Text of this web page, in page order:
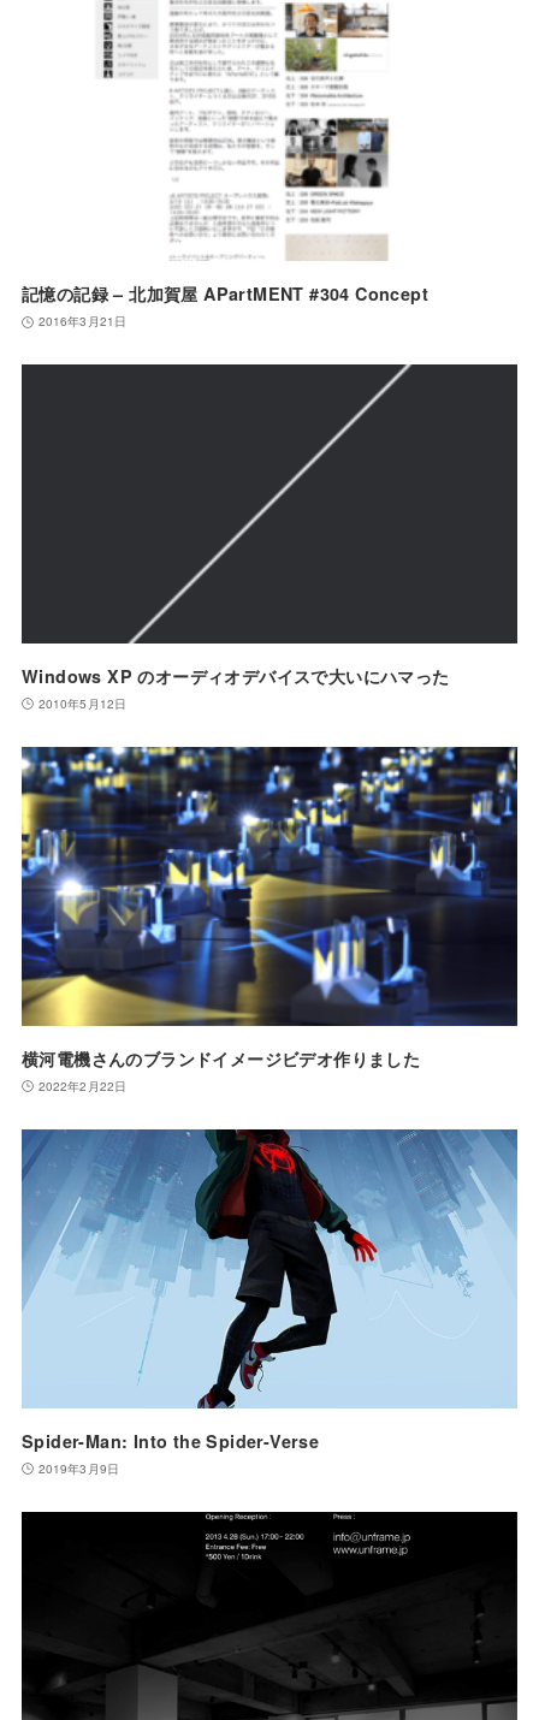
記憶の記録 – 北加賀屋 APartMENT #304 Concept
2016年3月21日
Windows XP のオーディオデバイスで大いにハマった
2010年5月12日
横河電機さんのブランドイメージビデオ作りました
2022年2月22日
Spider-Man: Into the Spider-Verse
2019年3月9日